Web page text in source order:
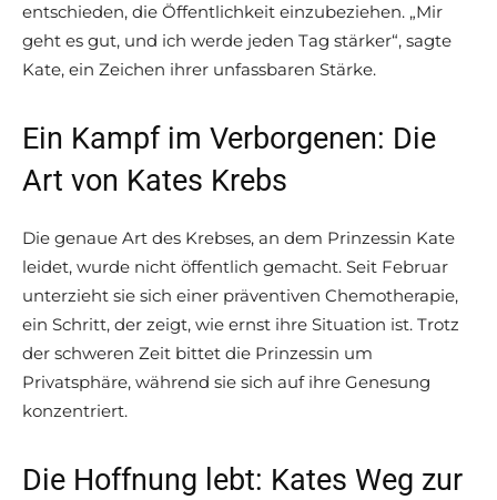
entschieden, die Öffentlichkeit einzubeziehen. „Mir
geht es gut, und ich werde jeden Tag stärker“, sagte
Kate, ein Zeichen ihrer unfassbaren Stärke.
Ein Kampf im Verborgenen: Die
Art von Kates Krebs
Die genaue Art des Krebses, an dem Prinzessin Kate
leidet, wurde nicht öffentlich gemacht. Seit Februar
unterzieht sie sich einer präventiven Chemotherapie,
ein Schritt, der zeigt, wie ernst ihre Situation ist. Trotz
der schweren Zeit bittet die Prinzessin um
Privatsphäre, während sie sich auf ihre Genesung
konzentriert.
Die Hoffnung lebt: Kates Weg zur